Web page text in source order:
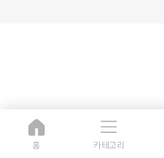
홈 카테고리